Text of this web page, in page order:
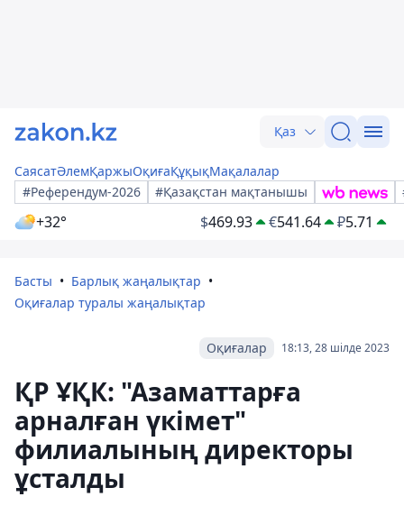
Қаз
СаясатӘлемҚаржыОқиғаҚұқықМақалалар
#Референдум-2026
#Қазақстан мақтанышы
+32° $469.93 €541.64 ₽5.71
Басты
Барлық жаңалықтар
Оқиғалар туралы жаңалықтар
18:13, 28 шілде 2023
Оқиғалар
ҚР ҰҚК: "Азаматтарға
арналған үкімет"
филиалының директоры
ұсталды